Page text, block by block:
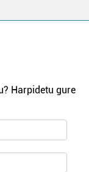
Harpidetu gure